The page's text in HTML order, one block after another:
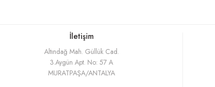
İletişim
Altındağ Mah. Güllük Cad.
3.Aygün Apt. No: 57 A
MURATPAŞA/ANTALYA